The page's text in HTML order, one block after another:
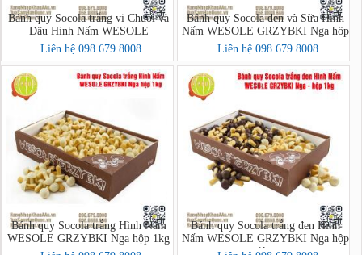
Bánh quy Socola trắng vị Chuối và
Dâu Hình Nấm WESOLE
GRZYBKI Nga hộp 1kg
Liên hệ 098.679.8008
Bánh quy Socola đen và Sữa Hình
Nấm WESOLE GRZYBKI Nga hộp
1kg
Liên hệ 098.679.8008
Bánh quy Socola trắng Hình Nấm
WESOLE GRZYBKI Nga hộp 1kg
Bánh quy Socola trắng đen Hình
Nấm WESOLE GRZYBKI Nga hộp
1kg